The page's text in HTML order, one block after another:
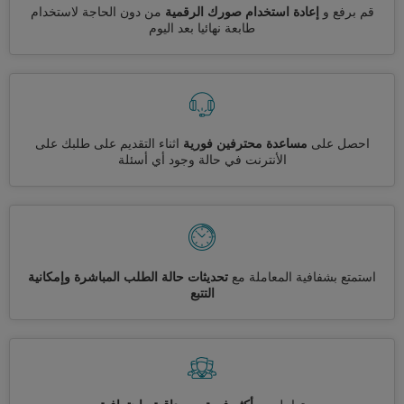
قم برفع و إعادة استخدام صورك الرقمية من دون الحاجة لاستخدام
طابعة نهائيا بعد اليوم
احصل على مساعدة محترفين فورية اثناء التقديم على طلبك على
الأنترنت في حالة وجود أي أسئلة
استمتع بشفافية المعاملة مع تحديثات حالة الطلب المباشرة وإمكانية
التتبع